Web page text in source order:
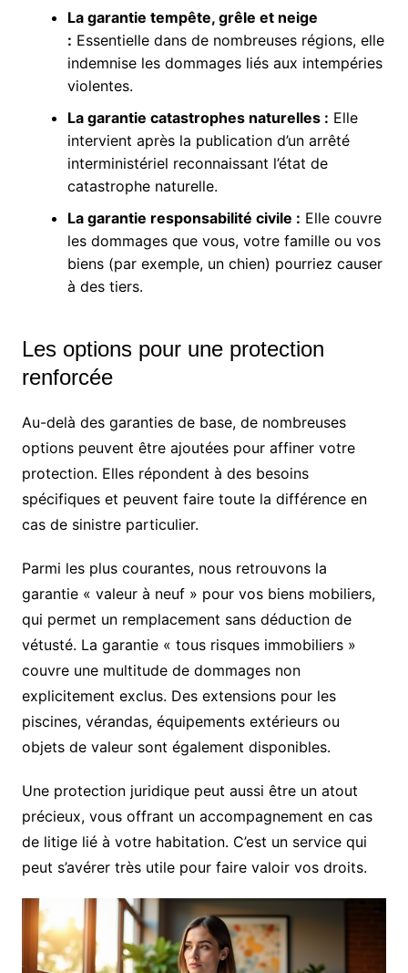
La garantie tempête, grêle et neige
: Essentielle dans de nombreuses régions, elle
indemnise les dommages liés aux intempéries
violentes.
La garantie catastrophes naturelles : Elle
intervient après la publication d’un arrêté
interministériel reconnaissant l’état de
catastrophe naturelle.
La garantie responsabilité civile : Elle couvre
les dommages que vous, votre famille ou vos
biens (par exemple, un chien) pourriez causer
à des tiers.
Les options pour une protection
renforcée
Au-delà des garanties de base, de nombreuses
options peuvent être ajoutées pour affiner votre
protection. Elles répondent à des besoins
spécifiques et peuvent faire toute la différence en
cas de sinistre particulier.
Parmi les plus courantes, nous retrouvons la
garantie « valeur à neuf » pour vos biens mobiliers,
qui permet un remplacement sans déduction de
vétusté. La garantie « tous risques immobiliers »
couvre une multitude de dommages non
explicitement exclus. Des extensions pour les
piscines, vérandas, équipements extérieurs ou
objets de valeur sont également disponibles.
Une protection juridique peut aussi être un atout
précieux, vous offrant un accompagnement en cas
de litige lié à votre habitation. C’est un service qui
peut s’avérer très utile pour faire valoir vos droits.